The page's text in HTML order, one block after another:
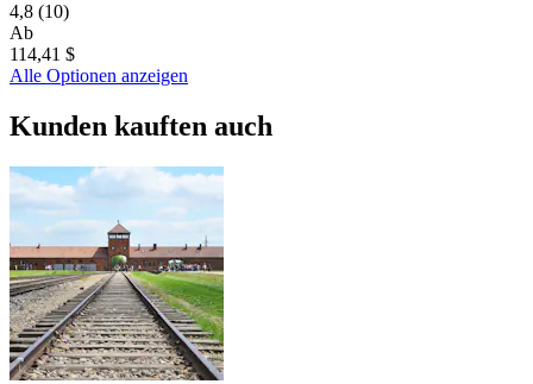
4,8 (10)
Ab
114,41 $
Alle Optionen anzeigen
Kunden kauften auch